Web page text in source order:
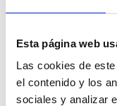
Esta página web
Las cookies de
el contenido y los
sociales y analizar
Biblioteca
Gratis